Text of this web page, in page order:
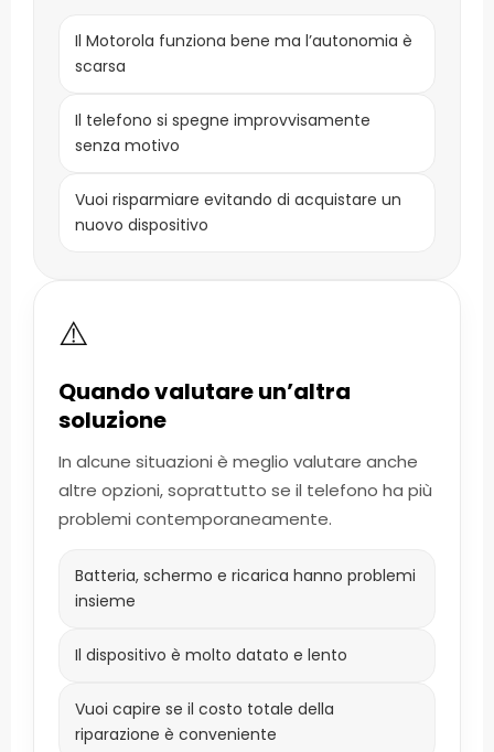
Il Motorola funziona bene ma l’autonomia è
scarsa
Il telefono si spegne improvvisamente
senza motivo
Vuoi risparmiare evitando di acquistare un
nuovo dispositivo
⚠️
Quando valutare un’altra
soluzione
In alcune situazioni è meglio valutare anche
altre opzioni, soprattutto se il telefono ha più
problemi contemporaneamente.
Batteria, schermo e ricarica hanno problemi
insieme
Il dispositivo è molto datato e lento
Vuoi capire se il costo totale della
riparazione è conveniente